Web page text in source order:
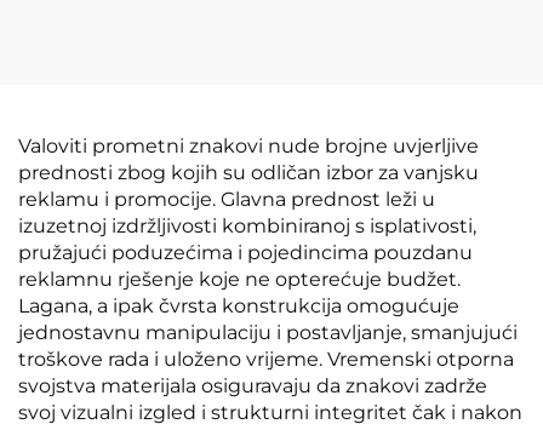
Valoviti prometni znakovi nude brojne uvjerljive
prednosti zbog kojih su odličan izbor za vanjsku
reklamu i promocije. Glavna prednost leži u
izuzetnoj izdržljivosti kombiniranoj s isplativosti,
pružajući poduzećima i pojedincima pouzdanu
reklamnu rješenje koje ne opterećuje budžet.
Lagana, a ipak čvrsta konstrukcija omogućuje
jednostavnu manipulaciju i postavljanje, smanjujući
troškove rada i uloženo vrijeme. Vremenski otporna
svojstva materijala osiguravaju da znakovi zadrže
svoj vizualni izgled i strukturni integritet čak i nakon